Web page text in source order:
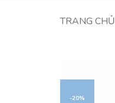
TRANG CHỦ
-20%